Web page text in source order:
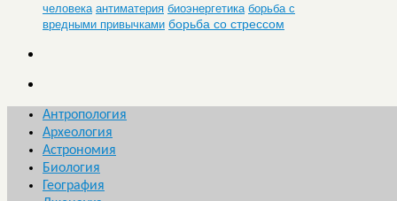
человека антиматерия биоэнергетика борьба с
вредными привычками борьба со стрессом
Антропология
Археология
Астрономия
Биология
География